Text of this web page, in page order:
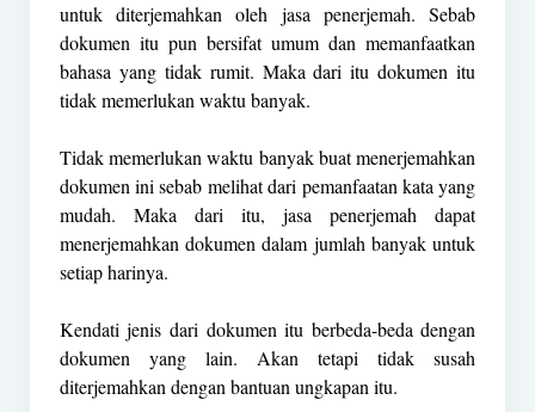
untuk diterjemahkan oleh jasa penerjemah. Sebab
dokumen itu pun bersifat umum dan memanfaatkan
bahasa yang tidak rumit. Maka dari itu dokumen itu
tidak memerlukan waktu banyak.
Tidak memerlukan waktu banyak buat menerjemahkan
dokumen ini sebab melihat dari pemanfaatan kata yang
mudah. Maka dari itu, jasa penerjemah dapat
menerjemahkan dokumen dalam jumlah banyak untuk
setiap harinya.
Kendati jenis dari dokumen itu berbeda-beda dengan
dokumen yang lain. Akan tetapi tidak susah
diterjemahkan dengan bantuan ungkapan itu.